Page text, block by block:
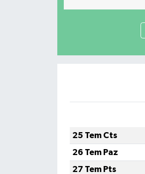
25 Tem Cts
26 Tem Paz
27 Tem Pts